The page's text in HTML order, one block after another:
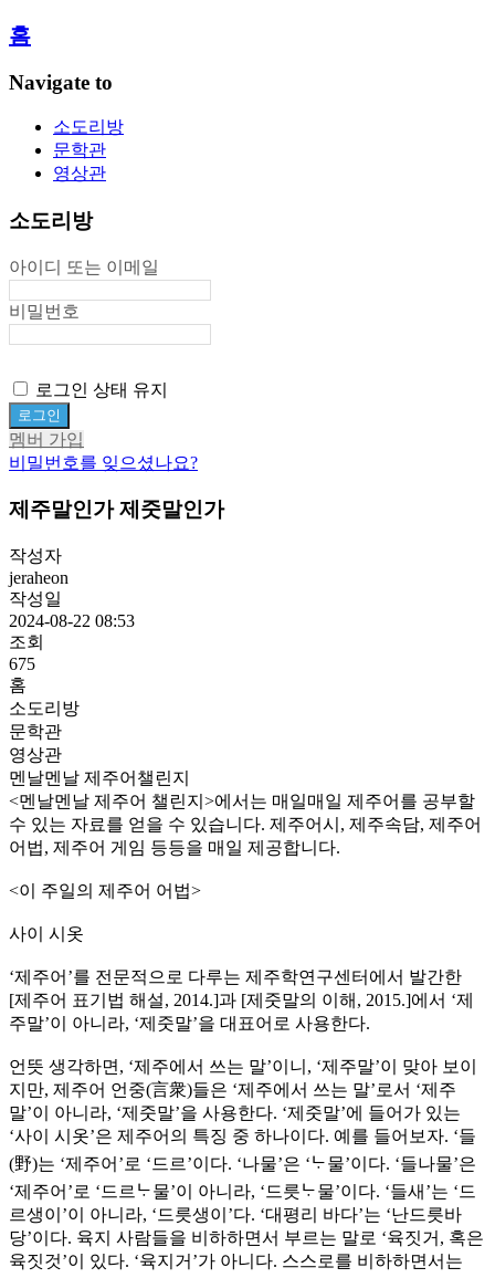
홈
Navigate to
소도리방
문학관
영상관
소도리방
아이디 또는 이메일
비밀번호
로그인 상태 유지
멤버 가입
비밀번호를 잊으셨나요?
제주말인가 제줏말인가
작성자
jeraheon
작성일
2024-08-22 08:53
조회
675
홈
소도리방
문학관
영상관
멘날멘날 제주어챌린지
<멘날멘날 제주어 챌린지>에서는 매일매일 제주어를 공부할
수 있는 자료를 얻을 수 있습니다. 제주어시, 제주속담, 제주어
어법, 제주어 게임 등등을 매일 제공합니다.
<이 주일의 제주어 어법>
사이 시옷
‘제주어’를 전문적으로 다루는 제주학연구센터에서 발간한
[제주어 표기법 해설, 2014.]과 [제줏말의 이해, 2015.]에서 ‘제
주말’이 아니라, ‘제줏말’을 대표어로 사용한다.
언뜻 생각하면, ‘제주에서 쓰는 말’이니, ‘제주말’이 맞아 보이
지만, 제주어 언중(言衆)들은 ‘제주에서 쓰는 말’로서 ‘제주
말’이 아니라, ‘제줏말’을 사용한다. ‘제줏말’에 들어가 있는
‘사이 시옷’은 제주어의 특징 중 하나이다. 예를 들어보자. ‘들
(野)는 ‘제주어’로 ‘드르’이다. ‘나물’은 ‘ᄂᆞ물’이다. ‘들나물’은
‘제주어’로 ‘드르ᄂᆞ물’이 아니라, ‘드릇ᄂᆞ물’이다. ‘들새’는 ‘드
르생이’이 아니라, ‘드릇생이’다. ‘대평리 바다’는 ‘난드릇바
당’이다. 육지 사람들을 비하하면서 부르는 말로 ‘육짓거, 혹은
육짓것’이 있다. ‘육지거’가 아니다. 스스로를 비하하면서는